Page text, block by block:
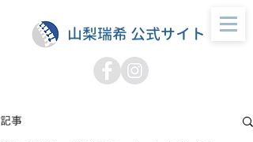
山梨瑞希 公式サイト
記事